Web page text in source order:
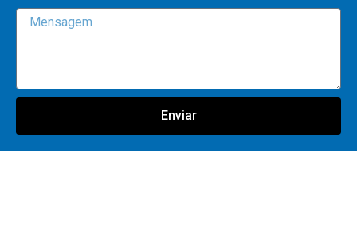
Enviar